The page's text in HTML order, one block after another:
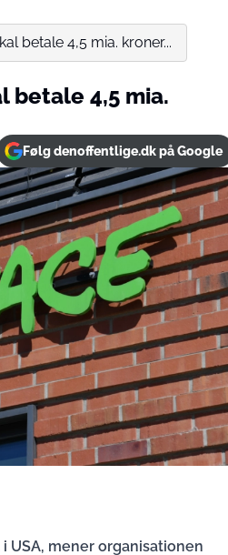
betale 4,5 mia. kroner...
betale 4,5 mia.
Følg denoffentlige.dk på Google
mener organisationen